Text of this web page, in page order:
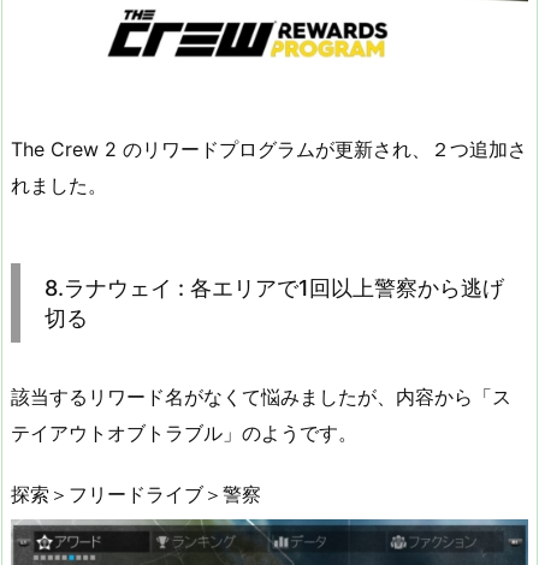
The Crew 2 のリワードプログラムが更新され、２つ追加さ
れました。
8.ラナウェイ : 各エリアで1回以上警察から逃げ
切る
該当するリワード名がなくて悩みましたが、内容から「ス
テイアウトオブトラブル」のようです。
探索＞フリードライブ＞警察